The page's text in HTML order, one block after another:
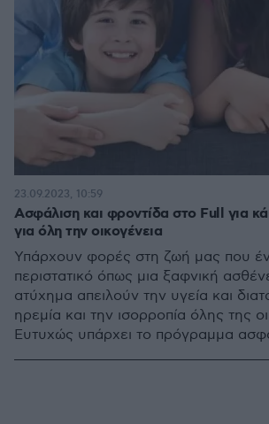
Ασφάλιση και φροντίδα στο Full για
για όλη την οικογένεια
Υπάρχουν φορές στη ζωή μας που
περιστατικό όπως μια ξαφνική
ατύχημα απειλούν την υγεία και
ηρεμία και την ισορροπία όλης της
Ευτυχώς υπάρχει το πρόγραμμα
23.09.2023, 10:59